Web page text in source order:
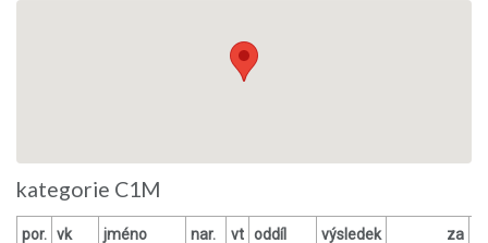
kategorie C1M
por. vk jméno nar. vt oddíl výsledek
za